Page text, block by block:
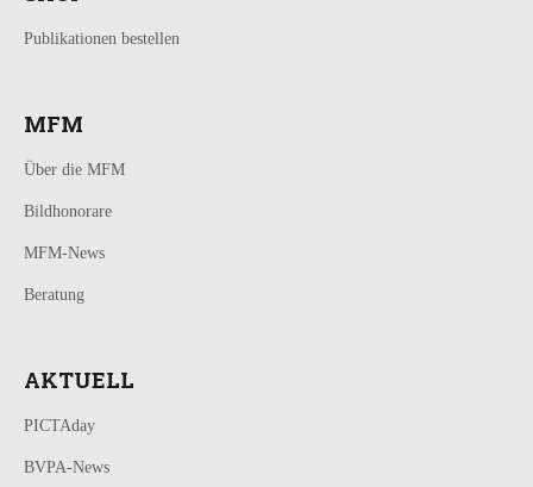
Publikationen bestellen
MFM
Über die MFM
Bildhonorare
MFM-News
Beratung
AKTUELL
PICTAday
BVPA-News